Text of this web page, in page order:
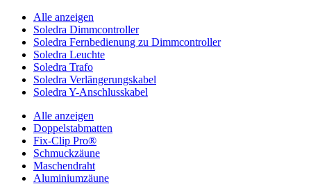
Alle anzeigen
Soledra Dimmcontroller
Soledra Fernbedienung zu Dimmcontroller
Soledra Leuchte
Soledra Trafo
Soledra Verlängerungskabel
Soledra Y-Anschlusskabel
Alle anzeigen
Doppelstabmatten
Fix-Clip Pro®
Schmuckzäune
Maschendraht
Aluminiumzäune